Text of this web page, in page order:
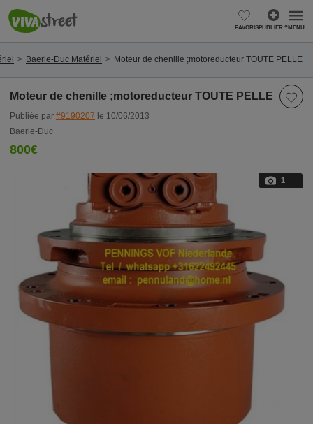
FAVORISPUBLIER ?MENU
Baerle-Duc Matériel Moteur de chenille ;motoreducteur TOUTE PELLE
Moteur de chenille ;motoreducteur TOUTE PELLE
Publiée par #9190207 le 10/06/2013
Baerle-Duc
800€
1